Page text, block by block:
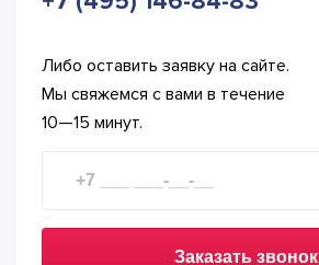
Либо оставить заявку на сайте.
Мы свяжемся с вами в течение
10—15 минут.
Заказать звонок